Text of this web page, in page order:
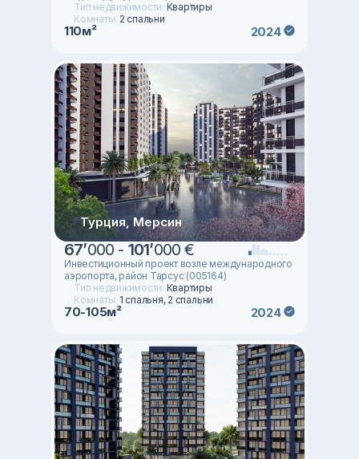
Тип недвижимости: Квартиры
Комнаты: 2 спальни
110м² 2024
Турция, Мерсин
67’000 - 101’000 €
Инвестиционный проект возле международного
аэропорта, район Тарсус (005164)
Тип недвижимости: Квартиры
Комнаты: 1 спальня, 2 спальни
70-105м² 2024